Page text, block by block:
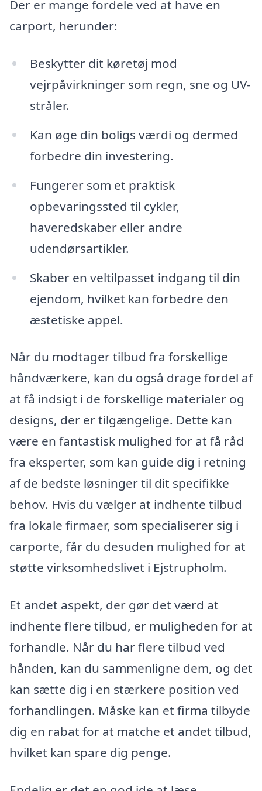
Der er mange fordele ved at have en
carport, herunder:
Beskytter dit køretøj mod
vejrpåvirkninger som regn, sne og UV-
stråler.
Kan øge din boligs værdi og dermed
forbedre din investering.
Fungerer som et praktisk
opbevaringssted til cykler,
haveredskaber eller andre
udendørsartikler.
Skaber en veltilpasset indgang til din
ejendom, hvilket kan forbedre den
æstetiske appel.
Når du modtager tilbud fra forskellige
håndværkere, kan du også drage fordel af
at få indsigt i de forskellige materialer og
designs, der er tilgængelige. Dette kan
være en fantastisk mulighed for at få råd
fra eksperter, som kan guide dig i retning
af de bedste løsninger til dit specifikke
behov. Hvis du vælger at indhente tilbud
fra lokale firmaer, som specialiserer sig i
carporte, får du desuden mulighed for at
støtte virksomhedslivet i Ejstrupholm.
Et andet aspekt, der gør det værd at
indhente flere tilbud, er muligheden for at
forhandle. Når du har flere tilbud ved
hånden, kan du sammenligne dem, og det
kan sætte dig i en stærkere position ved
forhandlingen. Måske kan et firma tilbyde
dig en rabat for at matche et andet tilbud,
hvilket kan spare dig penge.